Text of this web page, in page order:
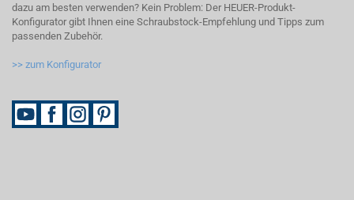
dazu am besten verwenden? Kein Problem: Der HEUER-Produkt-
Konfigurator gibt Ihnen eine Schraubstock-Empfehlung und Tipps zum
passenden Zubehör.
>> zum Konfigurator